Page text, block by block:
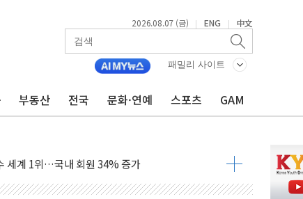
2026.08.07 (금) | ENG | 中文
패밀리 사이트
부동산 전국 문화·연예 스포츠 GAM
품공사 등 20곳 '최우수'...인천환경공단 등 '부진'
채 발견
다"
강화...새벽 배송 도입 예정
산과 건강까지 영역 확장 예정